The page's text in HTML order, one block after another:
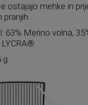
ostajajo mehke in
pranjih
63% Merino volna,
g